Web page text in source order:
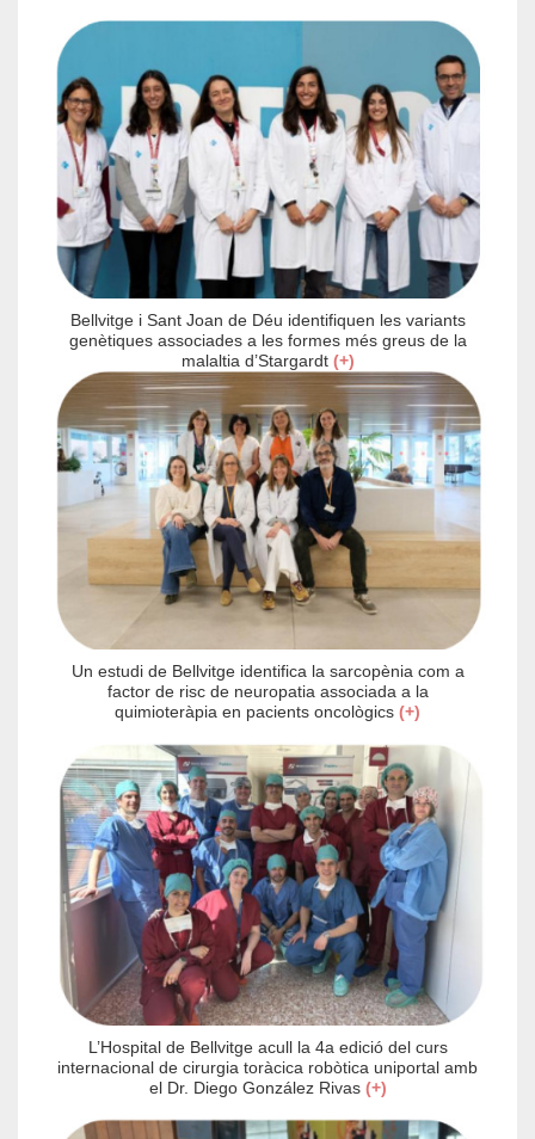
Bellvitge i Sant Joan de Déu identifiquen les variants
genètiques associades a les formes més greus de la
malaltia d’Stargardt (+)
Un estudi de Bellvitge identifica la sarcopènia com a
factor de risc de neuropatia associada a la
quimioteràpia en pacients oncològics (+)
L’Hospital de Bellvitge acull la 4a edició del curs
internacional de cirurgia toràcica robòtica uniportal amb
el Dr. Diego González Rivas (+)